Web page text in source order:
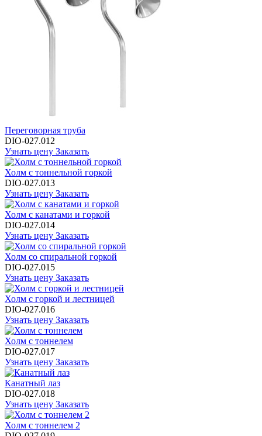
Переговорная труба
DIO-027.012
Узнать цену Заказать
Холм с тоннельной горкой
DIO-027.013
Узнать цену Заказать
Холм с канатами и горкой
DIO-027.014
Узнать цену Заказать
Холм со спиральной горкой
DIO-027.015
Узнать цену Заказать
Холм с горкой и лестницей
DIO-027.016
Узнать цену Заказать
Холм с тоннелем
DIO-027.017
Узнать цену Заказать
Канатный лаз
DIO-027.018
Узнать цену Заказать
Холм с тоннелем 2